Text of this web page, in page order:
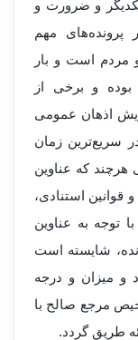
و ضرورت و
مهم
مردم است و بار
بوده و برخی از
اذهان عمومی
سریع‌ترین زمان
که عناوین
استنادی،
توجه به عناوین
شایسته است
و میزان و درجه
مرجع صالح با
طریق گردد.